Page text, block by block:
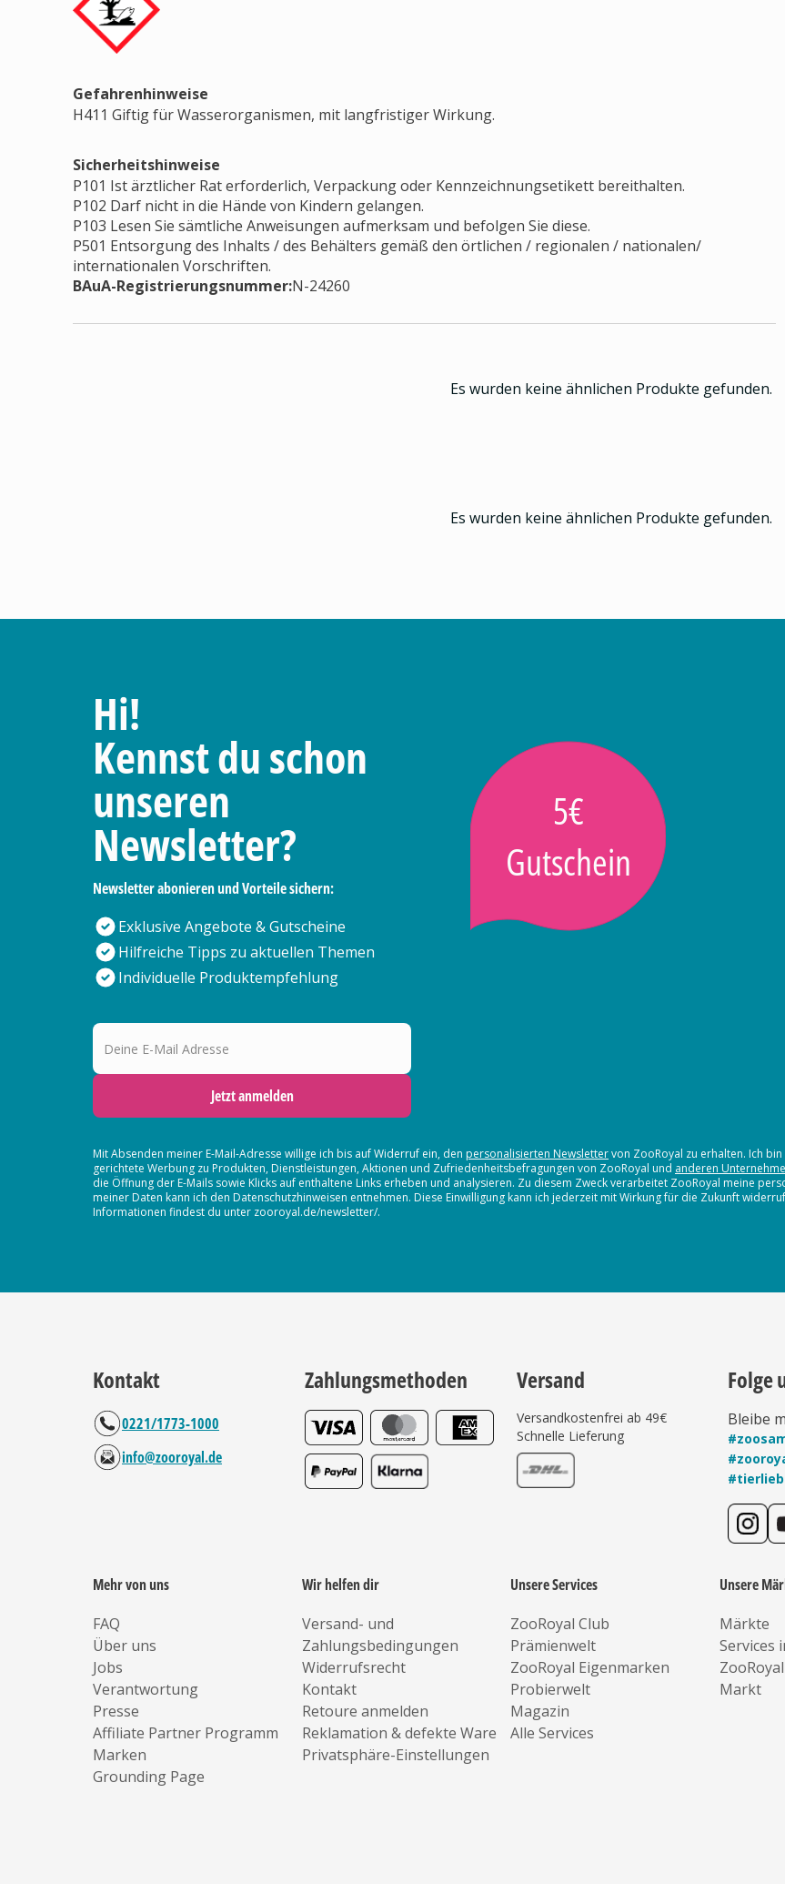
Gefahrenhinweise
H411 Giftig für Wasserorganismen, mit langfristiger Wirkung.
Sicherheitshinweise
P101 Ist ärztlicher Rat erforderlich, Verpackung oder Kennzeichnungsetikett bereithalten.
P102 Darf nicht in die Hände von Kindern gelangen.
P103 Lesen Sie sämtliche Anweisungen aufmerksam und befolgen Sie diese.
P501 Entsorgung des Inhalts / des Behälters gemäß den örtlichen / regionalen / nationalen/
internationalen Vorschriften.
BAuA-Registrierungsnummer:N-24260
Es wurden keine ähnlichen Produkte gefunden.
Es wurden keine ähnlichen Produkte gefunden.
Hi!
Kennst du schon
unseren
Newsletter?
Newsletter abonieren und Vorteile sichern:
Exklusive Angebote & Gutscheine
Hilfreiche Tipps zu aktuellen Themen
Individuelle Produktempfehlung
5€
Gutschein
Deine E-Mail Adresse
Jetzt anmelden
Mit Absenden meiner E-Mail-Adresse willige ich bis auf Widerruf ein, den personalisierten Newslettervon ZooRoyal zu erhalten. Ich
gerichtete Werbung zu Produkten, Dienstleistungen, Aktionen und Zufriedenheitsbefragungen von ZooRoyal und anderen
die Öffnung der E-Mails sowie Klicks auf enthaltene Links erheben und analysieren. Zu diesem Zweck verarbeitet ZooRoyal meine
meiner Daten kann ich den Datenschutzhinweisen entnehmen. Diese Einwilligung kann ich jederzeit mit Wirkung für die Zukunft
Informationen findest du unter zooroyal.de/newsletter/.
Kontakt
0221/1773-1000
info@zooroyal.de
Zahlungsmethoden Versand
Versandkostenfrei ab 49€
Schnelle Lieferung
Folge
Bleibe
Mehr von uns
FAQ
Über uns
Jobs
Verantwortung
Presse
Affiliate Partner Programm
Marken
Grounding Page
Wir helfen dir
Versand- und
Zahlungsbedingungen
Widerrufsrecht
Kontakt
Retoure anmelden
Reklamation & defekte Ware
Privatsphäre-Einstellungen
Unsere Services
ZooRoyal Club
Prämienwelt
ZooRoyal Eigenmarken
Probierwelt
Magazin
Alle Services
Unsere
Märkte
Services
Markt